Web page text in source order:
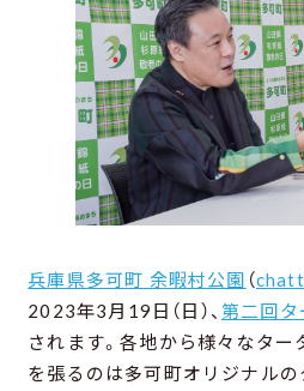
兵庫県多可町 余暇村公園 （
2023年3月19日（日）、第二回タ
されます。各地から様々なター
を張るのは多可町オリジナルの